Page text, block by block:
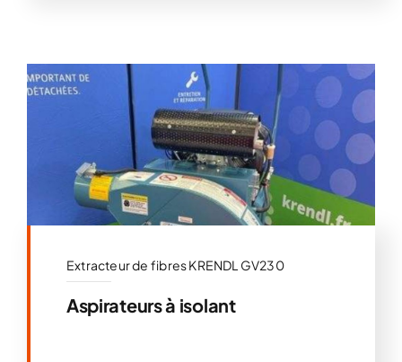
Extracteur de fibres KRENDL GV230
Aspirateurs à isolant